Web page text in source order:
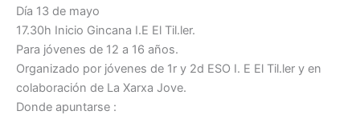
Día 13 de mayo
17.30h Inicio Gincana I.E El Til.ler.
Para jóvenes de 12 a 16 años.
Organizado por jóvenes de 1r y 2d ESO I. E El Til.ler y en
colaboración de La Xarxa Jove.
Donde apuntarse :